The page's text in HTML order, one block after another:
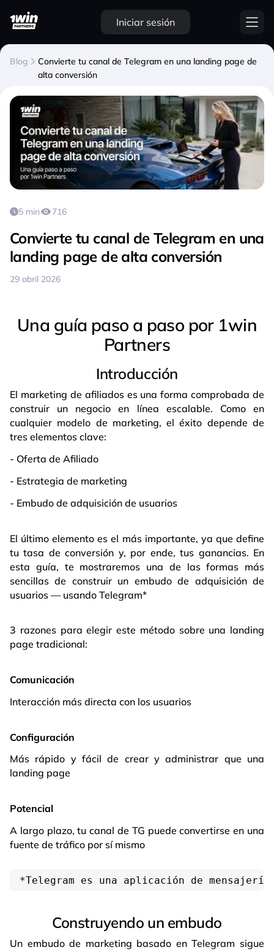
Iniciar sesión
Blog
Convierte tu canal de Telegram en una landing page de
alta conversión
5 min 716
Convierte tu canal de Telegram en una
landing page de alta conversión
29 abril 2026
Una guía paso a paso por 1win
Partners
Introducción
El marketing de afiliados es una forma comprobada de
construir un negocio en línea escalable. Como en
cualquier modelo de marketing, el éxito depende de
tres elementos clave:
- Oferta de Afiliado
- Estrategia de marketing
- Embudo de adquisición de usuarios
El último elemento es el más importante, ya que define
tu tasa de conversión y, por ende, tus ganancias. En
esta guía, te mostraremos una de las formas más
sencillas de construir un embudo de adquisición de
usuarios — usando Telegram*
3 razones para elegir este método sobre una landing
page tradicional:
Comunicación
Interacción más directa con los usuarios
Configuración
Más rápido y fácil de crear y administrar que una
landing page
Potencial
A largo plazo, tu canal de TG puede convertirse en una
fuente de tráfico por sí mismo
*Telegram es una aplicación de
Construyendo un embudo
Un embudo de marketing basado en Telegram sigue